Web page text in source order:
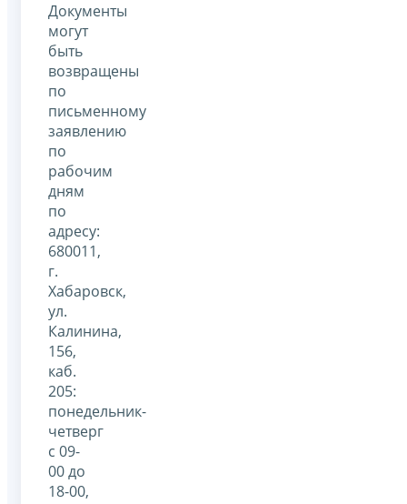
Документы
могут
быть
возвращены
по
письменному
заявлению
по
рабочим
дням
по
адресу:
680011,
г.
Хабаровск,
ул.
Калинина,
156,
каб.
205:
понедельник-
четверг
с 09-
00 до
18-00,